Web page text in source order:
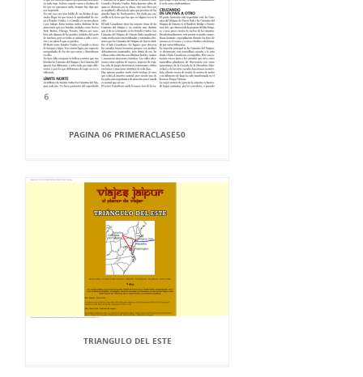
PAGINA 06 PRIMERACLASE50
TRIANGULO DEL ESTE